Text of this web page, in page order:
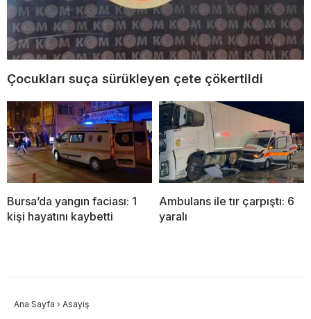
Çocukları suça sürükleyen çete çökertildi
Bursa’da yangın faciası: 1
kişi hayatını kaybetti
Ambulans ile tır çarpıştı: 6
yaralı
Ana Sayfa › Asayiş